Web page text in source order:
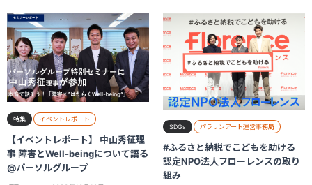
特集 イベントレポート
【イベントレポート】 中山秀征理
事 障害とWell-beingについて語る
@パーソルグループ
SDGs パラリンアート運営事務局
#ふるさと納税でこどもを助ける
認定NPO法人フローレンスの取り
組み